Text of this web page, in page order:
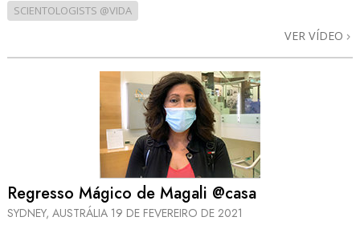
SCIENTOLOGISTS @VIDA
VER VÍDEO
Regresso Mágico de Magali @casa
SYDNEY, AUSTRÁLIA 19 DE FEVEREIRO DE 2021